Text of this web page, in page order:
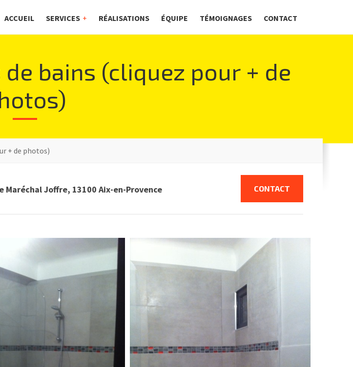
ACCUEIL SERVICES RÉALISATIONS ÉQUIPE TÉMOIGNAGES CONTACT
bains (cliquez pour + de
+ de photos)
Maréchal Joffre, 13100 Aix-en-Provence CONTACT